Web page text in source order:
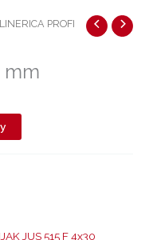
PROFI
mm